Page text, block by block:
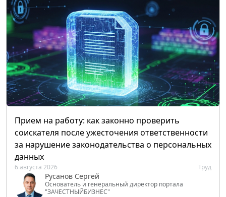
Прием на работу: как законно проверить
соискателя после ужесточения ответственности
за нарушение законодательства о персональных
данных
6 августа 2026 Труд
Русанов Сергей
Основатель и генеральный директор портала
"ЗАЧЕСТНЫЙБИЗНЕС"